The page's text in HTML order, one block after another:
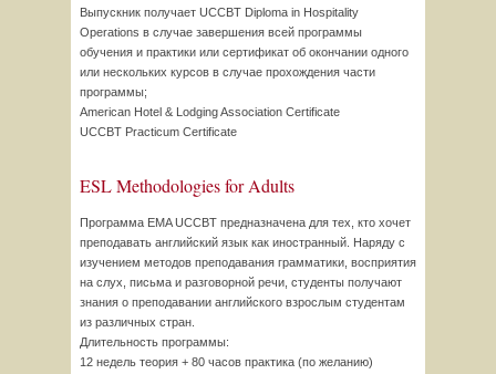
Выпускник получает UCCBT Diploma in Hospitality
Operations в случае завершения всей программы
обучения и практики или сертификат об окончании одного
или нескольких курсов в случае прохождения части
программы;
American Hotel & Lodging Association Certificate
UCCBT Practicum Certificate
ESL Methodologies for Adults
Программа EMA UCCBT предназначена для тех, кто хочет
преподавать английский язык как иностранный. Наряду с
изучением методов преподавания грамматики, восприятия
на слух, письма и разговорной речи, студенты получают
знания о преподавании английского взрослым студентам
из различных стран.
Длительность программы:
12 недель теория + 80 часов практика (по желанию)